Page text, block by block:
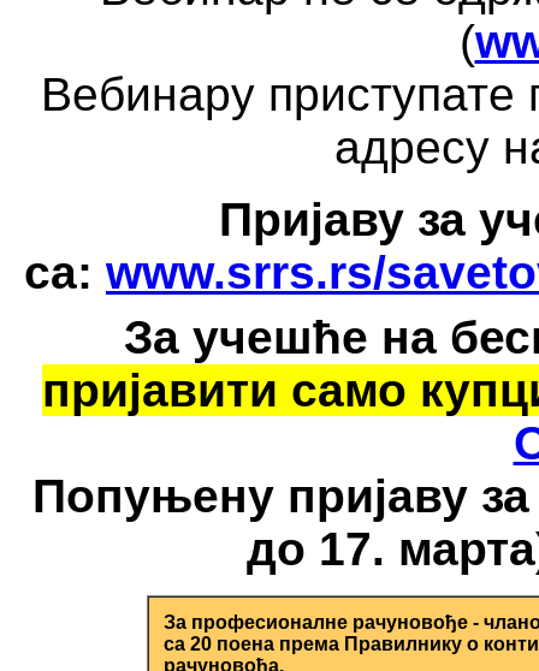
(
Вебинару приступате
адресу
Пријаву за
са: www.srrs.rs/
За учешће на
пријавити само
Попуњену пријаву за
до 17.
За професионалне рачуновође -
са 20 поена према Правилнику о
рачуновођа.